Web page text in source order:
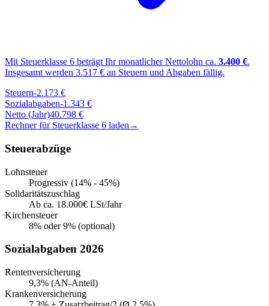
Mit Steuerklasse 6 beträgt Ihr monatlicher Nettolohn ca. 3.400 €.
Insgesamt werden 3.517 € an Steuern und Abgaben fällig.
Steuern-2.173 €
Sozialabgaben-1.343 €
Netto (Jahr)40.798 €
Rechner für Steuerklasse 6 laden →
Steuerabzüge
Lohnsteuer
Progressiv (14% - 45%)
Solidaritätszuschlag
Ab ca. 18.000€ LSt/Jahr
Kirchensteuer
8% oder 9% (optional)
Sozialabgaben 2026
Rentenversicherung
9,3% (AN-Anteil)
Krankenversicherung